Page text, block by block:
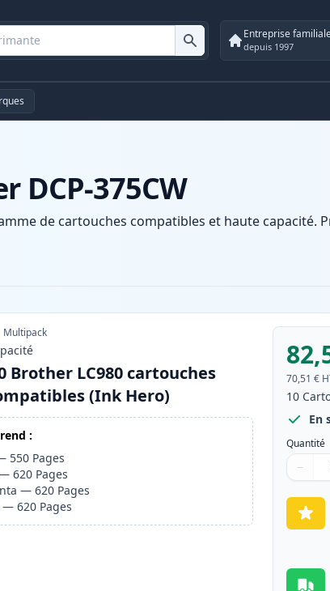
Entreprise
depuis 1997
DCP-375CW
de cartouches compatibles et haute capacité.
Multipack
Brother LC980 cartouches
(Ink Hero)
:
550 Pages
620 Pages
—620 Pages
—620 Pages
70,51 €
10
En
Quantité
−